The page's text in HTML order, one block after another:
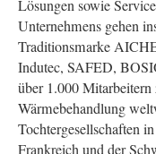
Lösungen sowie
Unternehmens gehen
Traditionsmarke
Indutec, SAFED,
über 1.000
Wärmebehandlung
Tochtergesellschaften
Frankreich und der